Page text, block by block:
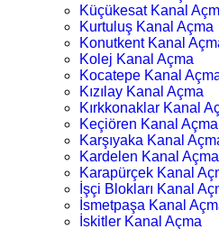
Küçükesat Kanal
Kurtuluş Kanal Açma
Konutkent Kanal
Kolej Kanal Açma
Kocatepe Kanal
Kızılay Kanal Açma
Kırkkonaklar Kanal
Keçiören Kanal Açma
Karşıyaka Kanal
Kardelen Kanal Açma
Karapürçek Kanal
İşçi Blokları Kanal
İsmetpaşa Kanal
İskitler Kanal Açma